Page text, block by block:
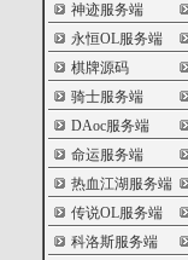
神迹服务端
永恒OL服务端
棋牌源码
骑士服务端
DAoc服务端
命运服务端
热血江湖服务端
传说OL服务端
科洛斯服务端